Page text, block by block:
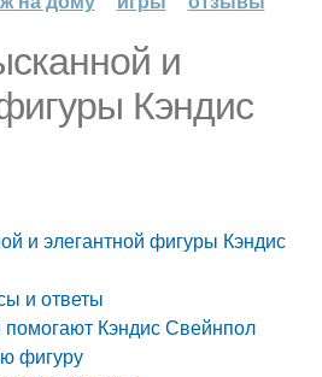
и
Кэндис
и элегантной фигуры Кэндис
и ответы
Кэндис Свейнпол
фигуру